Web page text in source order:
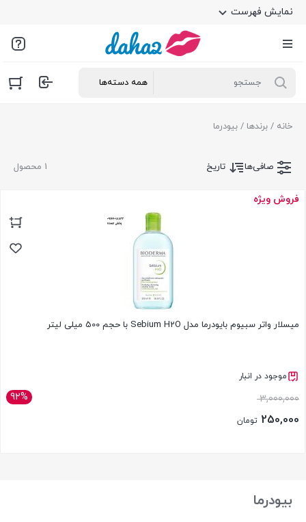
نمایش فهرست
خانه / برندها / بیودرما
1 محصول صافی‌ها تاریخ
فروش ویژه
میسلار واتر سبیوم بایودرما مدل Sebium H2O با حجم 500 میلی لیتر
موجود در انبار
92% 3,000,000
250,000 تومان
بیودرما